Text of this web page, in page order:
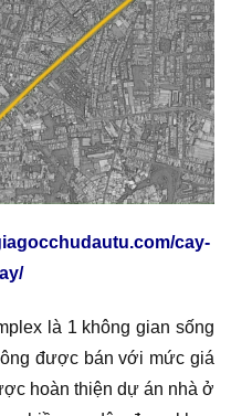
cay-
là 1 không gian sống
được bán với mức giá
hoàn thiện dự án nhà ở